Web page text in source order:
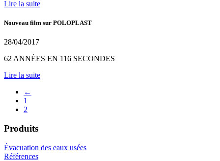
Lire la suite
Nouveau film sur POLOPLAST
28/04/2017
62 ANNÉES EN 116 SECONDES
Lire la suite
←
1
2
Produits
Évacuation des eaux usées
Références